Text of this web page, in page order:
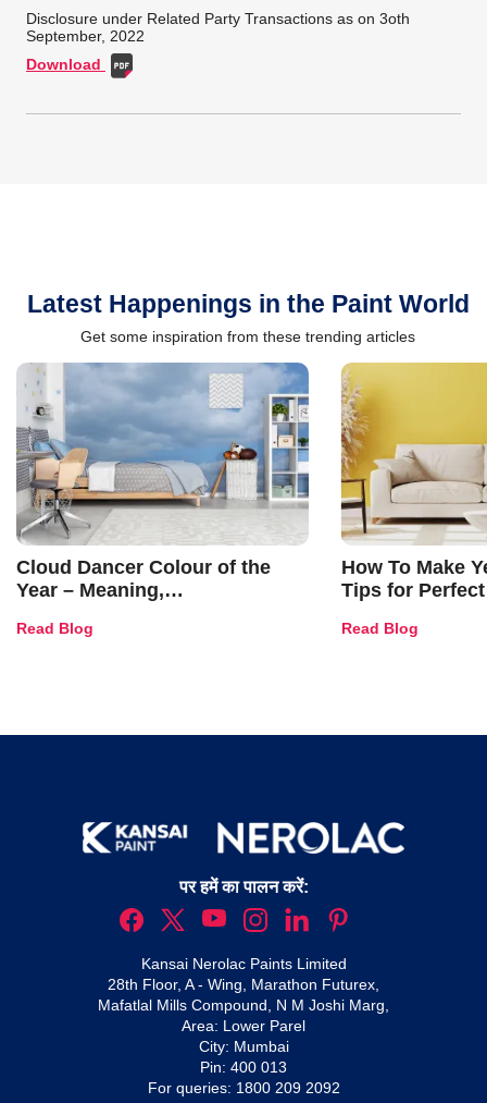
Disclosure under Related Party Transactions as on 3oth
September, 2022
Download
Latest Happenings in the Paint World
Get some inspiration from these trending articles
Cloud Dancer Colour of the
Year – Meaning,
and Trends
Read Blog
How To Make
Tips for
Read Blog
पर हमें का पालन करें:
Kansai Nerolac Paints Limited
28th Floor, A - Wing, Marathon Futurex,
Mafatlal Mills Compound, N M Joshi Marg,
Area: Lower Parel
City: Mumbai
Pin: 400 013
For queries: 1800 209 2092